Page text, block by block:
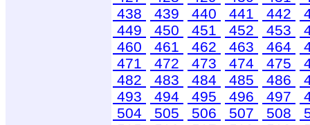
438
439 440 441 442
449
450 451 452 453
460
461 462 463 464
471
472 473 474 475
482
483 484 485 486
493
494 495 496 497
504
505 506 507 508